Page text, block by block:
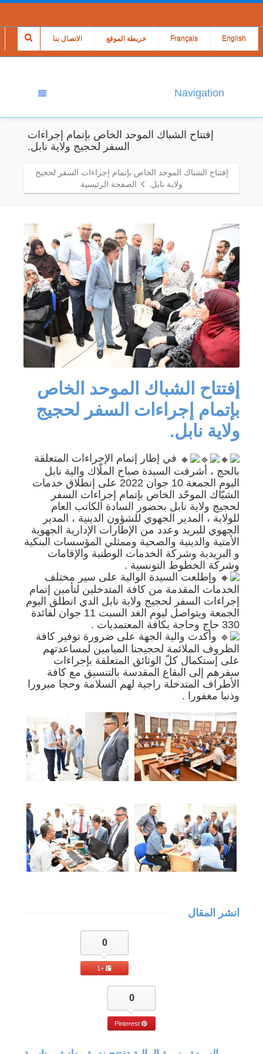
الاتصال بنا خريطة الموقع Français English
Navigation
إفتتاح الشباك الموحد الخاص بإتمام إجراءات
السفر لحجيج ولاية نابل.
إفتتاح الشباك الموحد الخاص بإتمام إجراءات السفر لحجيج
ولاية نابل.
الصفحة الرئيسية
إفتتاح الشباك الموحد الخاص
بإتمام إجراءات السفر لحجيج
ولاية نابل.
في إطار إتمام الإجراءات المتعلقة
بالحج ، أشرفت السيدة صباح الملّاك والية نابل
اليوم الجمعة 10 جوان 2022 على إنطلاق خدمات
الشبّاك الموحّد الخاص بإتمام إجراءات السفر
لحجيج ولاية نابل بحضور السادة الكاتب العام
للولاية ، المدير الجهوي للشؤون الدينية ، المدير
الجهوي للبريد وعدد من الإطارات الإدارية الجهوية
الأمتية والدينية والصحية وممثلي المؤسسات البنكية
و البريدية وشركة الخدمات الوطنية والإقامات
وشركة الخطوط التونسية .
وإطلعت السيدة الوالية على سير مختلف
الخدمات المقدمة من كافة المتدخلين لتأمين إتمام
إجراءات السفر لحجيج ولاية نابل الدي انطلق اليوم
الجمعة ويتواصل ليوم الغد السبت 11 جوان لفائدة
330 حاج وحاجة بكافة المعتمديات .
وأكدت والية الجهة على ضرورة توفير كافة
الظروف الملائمة لحجيجنا الميامين لمساعدتهم
على إستكمال كلّ الوثائق المتعلقة بإجراءات
سفرهم إلى البقاع المقدسة بالتنسيق مع كافة
الأطراف المتدخلة راجية لهم السلامة وحجا مبرورا
وذنبا مغفورا .
انشر المقال
0
+1
0
Pinterest